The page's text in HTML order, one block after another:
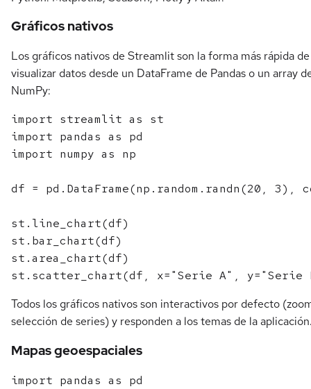
Gráficos nativos
Los gráficos nativos de Streamlit son la forma más rápida de
visualizar datos desde un DataFrame de Pandas o un array
NumPy:
import streamlit as st
import pandas as pd
import numpy as np
df = pd.DataFrame(np.random.randn(20,
st.line_chart(df)
st.bar_chart(df)
st.area_chart(df)
Todos los gráficos nativos son interactivos por defecto
selección de series) y responden a los temas de la
Mapas geoespaciales
import pandas as pd